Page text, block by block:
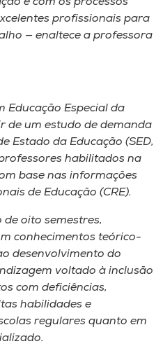
profissionais para
— enaltece a professora
Educação Especial da
de um estudo de demanda
Estado da Educação (SED,
habilitados na
base nas informações
de Educação (CRE).
oito semestres,
conhecimentos teórico-
desenvolvimento do
voltado à inclusão
com deficiências,
habilidades e
regulares quanto em